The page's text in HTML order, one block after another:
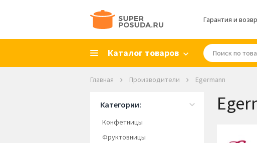
Гарантия и
Каталог товаров
Главная Производители Egermann
Категории:
Конфетницы
Фруктовницы